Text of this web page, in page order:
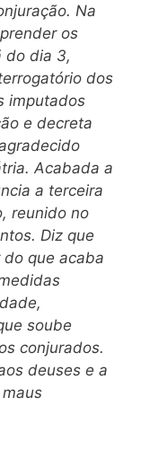
Na
os
do dia 3,
dos
imputados
e decreta
Acabada a
a terceira
reunido no
Diz que
do que acaba
soube
conjurados.
deuses e a